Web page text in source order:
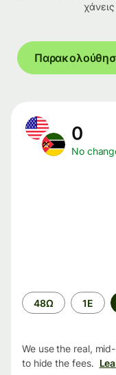
0
No
Time
period
48Ω 1Ε
We use the real,
to hide the fees.